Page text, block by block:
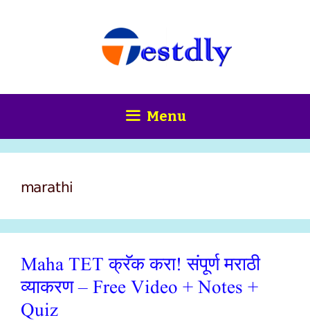
Menu
marathi
Maha TET क्रॅक करा! संपूर्ण मराठी
व्याकरण – Free Video + Notes +
Quiz